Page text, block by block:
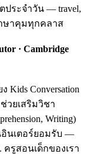
ประจำวัน — travel,
าษาคุมทุกคลาส
· Cambridge
Kids Conversation
วยเสริมวิชา
Writing)
อินเตอร์ยอมรับ —
ครูสอนเด็กของเรา